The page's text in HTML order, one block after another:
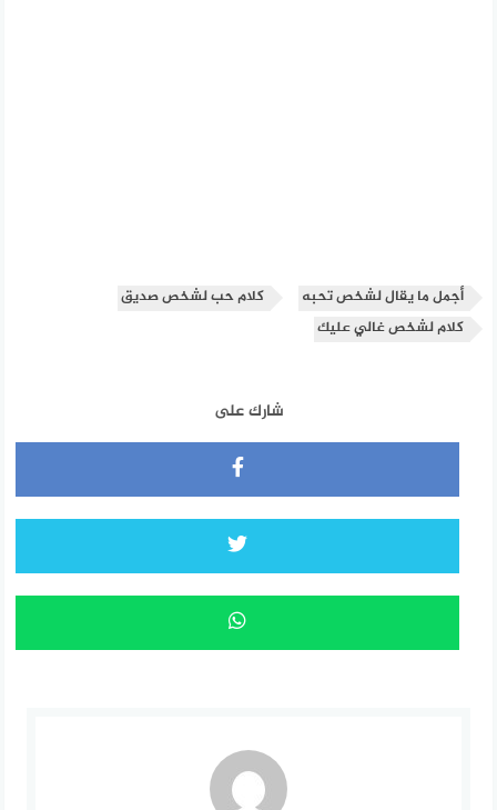
أجمل ما يقال لشخص تحبه
كلام حب لشخص صديق
كلام لشخص غالي عليك
شارك على